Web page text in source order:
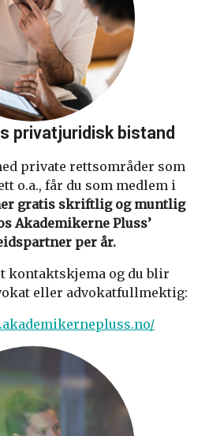
privatjuridisk bistand
private rettsområder som
o.a., får du som medlem i
gratis skriftlig og muntlig
Akademikerne Pluss’
per år.
kontaktskjema og du blir
eller advokatfullmektig: